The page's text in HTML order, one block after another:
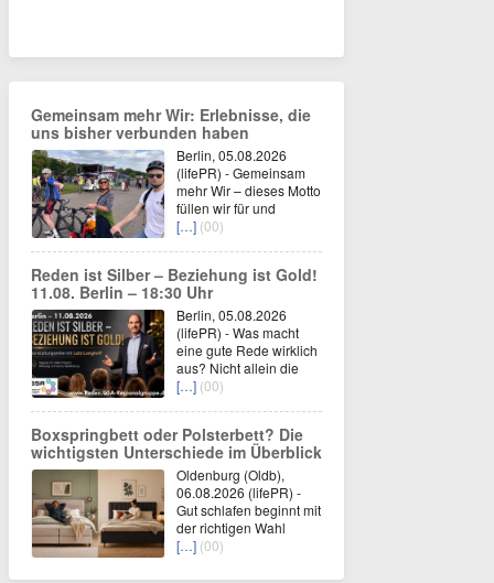
Gemeinsam mehr Wir: Erlebnisse, die
uns bisher verbunden haben
Berlin, 05.08.2026
(lifePR) - Gemeinsam
mehr Wir – dieses Motto
füllen wir für und
[…] (00)
Reden ist Silber – Beziehung ist Gold!
11.08. Berlin – 18:30 Uhr
Berlin, 05.08.2026
(lifePR) - Was macht
eine gute Rede wirklich
aus? Nicht allein die
[…] (00)
Boxspringbett oder Polsterbett? Die
wichtigsten Unterschiede im Überblick
Oldenburg (Oldb),
06.08.2026 (lifePR) -
Gut schlafen beginnt mit
der richtigen Wahl
[…] (00)